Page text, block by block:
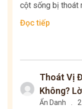
cột sống bị thoát
Đọc tiếp
Thoát Vị
Không?
Ẩn Danh